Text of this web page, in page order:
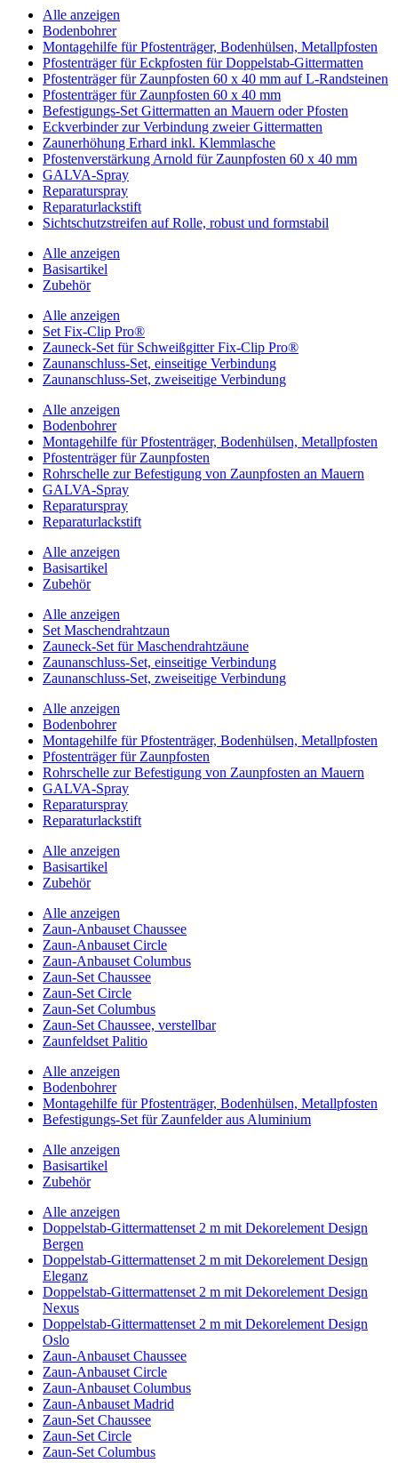
Alle anzeigen
Bodenbohrer
Montagehilfe für Pfostenträger, Bodenhülsen, Metallpfosten
Pfostenträger für Eckpfosten für Doppelstab-Gittermatten
Pfostenträger für Zaunpfosten 60 x 40 mm auf L-Randsteinen
Pfostenträger für Zaunpfosten 60 x 40 mm
Befestigungs-Set Gittermatten an Mauern oder Pfosten
Eckverbinder zur Verbindung zweier Gittermatten
Zaunerhöhung Erhard inkl. Klemmlasche
Pfostenverstärkung Arnold für Zaunpfosten 60 x 40 mm
GALVA-Spray
Reparaturspray
Reparaturlackstift
Sichtschutzstreifen auf Rolle, robust und formstabil
Alle anzeigen
Basisartikel
Zubehör
Alle anzeigen
Set Fix-Clip Pro®
Zauneck-Set für Schweißgitter Fix-Clip Pro®
Zaunanschluss-Set, einseitige Verbindung
Zaunanschluss-Set, zweiseitige Verbindung
Alle anzeigen
Bodenbohrer
Montagehilfe für Pfostenträger, Bodenhülsen, Metallpfosten
Pfostenträger für Zaunpfosten
Rohrschelle zur Befestigung von Zaunpfosten an Mauern
GALVA-Spray
Reparaturspray
Reparaturlackstift
Alle anzeigen
Basisartikel
Zubehör
Alle anzeigen
Set Maschendrahtzaun
Zauneck-Set für Maschendrahtzäune
Zaunanschluss-Set, einseitige Verbindung
Zaunanschluss-Set, zweiseitige Verbindung
Alle anzeigen
Bodenbohrer
Montagehilfe für Pfostenträger, Bodenhülsen, Metallpfosten
Pfostenträger für Zaunpfosten
Rohrschelle zur Befestigung von Zaunpfosten an Mauern
GALVA-Spray
Reparaturspray
Reparaturlackstift
Alle anzeigen
Basisartikel
Zubehör
Alle anzeigen
Zaun-Anbauset Chaussee
Zaun-Anbauset Circle
Zaun-Anbauset Columbus
Zaun-Set Chaussee
Zaun-Set Circle
Zaun-Set Columbus
Zaun-Set Chaussee, verstellbar
Zaunfeldset Palitio
Alle anzeigen
Bodenbohrer
Montagehilfe für Pfostenträger, Bodenhülsen, Metallpfosten
Befestigungs-Set für Zaunfelder aus Aluminium
Alle anzeigen
Basisartikel
Zubehör
Alle anzeigen
Doppelstab-Gittermattenset 2 m mit Dekorelement Design
Bergen
Doppelstab-Gittermattenset 2 m mit Dekorelement Design
Eleganz
Doppelstab-Gittermattenset 2 m mit Dekorelement Design
Nexus
Doppelstab-Gittermattenset 2 m mit Dekorelement Design
Oslo
Zaun-Anbauset Chaussee
Zaun-Anbauset Circle
Zaun-Anbauset Columbus
Zaun-Anbauset Madrid
Zaun-Set Chaussee
Zaun-Set Circle
Zaun-Set Columbus